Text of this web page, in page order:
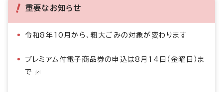
重要なお知らせ
令和8年10月から、粗大ごみの対象が変わります
プレミアム付電子商品券の申込は8月14日（金曜日）ま
で